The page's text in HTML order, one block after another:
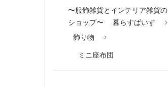
〜服飾雑貨とインテリア雑貨の
ショップ〜 暮らすぱいす
飾り物
ミニ座布団